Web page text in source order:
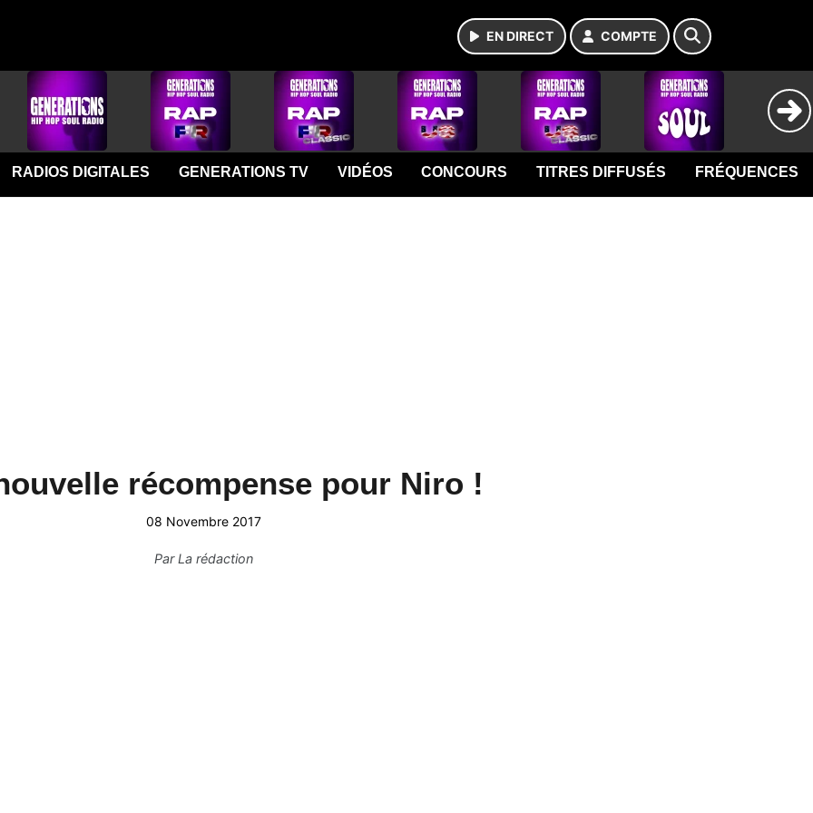
EN DIRECT COMPTE
RADIOS DIGITALES GENERATIONS TV VIDÉOS CONCOURS TITRES DIFFUSÉS FRÉQUENCES
récompense pour Niro !
08 Novembre 2017
ParLa rédaction